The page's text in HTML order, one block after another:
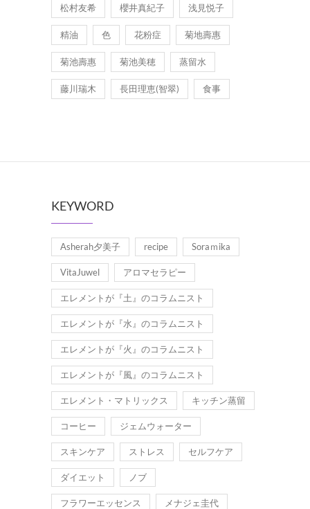
松村友希 櫻井真紀子 浅見悦子
精油 色 花粉症 菊地壽惠
菊池壽惠 菊池美穂 蒸留水
藤川瑞木 長田理恵(智翠) 食事
KEYWORD
Asherah夕美子 recipe Soraｍika
VitaJuwel アロマセラピー
エレメントが『土』のコラムニスト
エレメントが『水』のコラムニスト
エレメントが『火』のコラムニスト
エレメントが『風』のコラムニスト
エレメント・マトリックス キッチン蒸留
コーヒー ジェムウォーター
スキンケア ストレス セルフケア
ダイエット ノブ
フラワーエッセンス メナジェ圭代